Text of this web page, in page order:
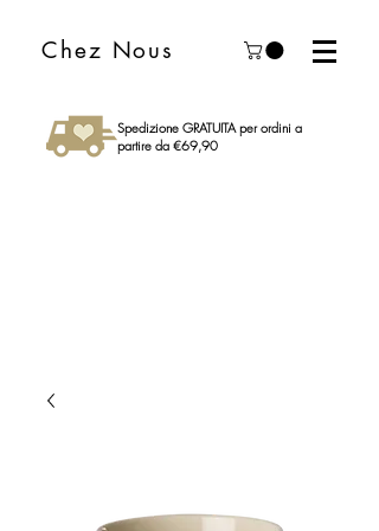
Chez Nous
Spedizione GRATUITA per ordini a
partire da €69,90